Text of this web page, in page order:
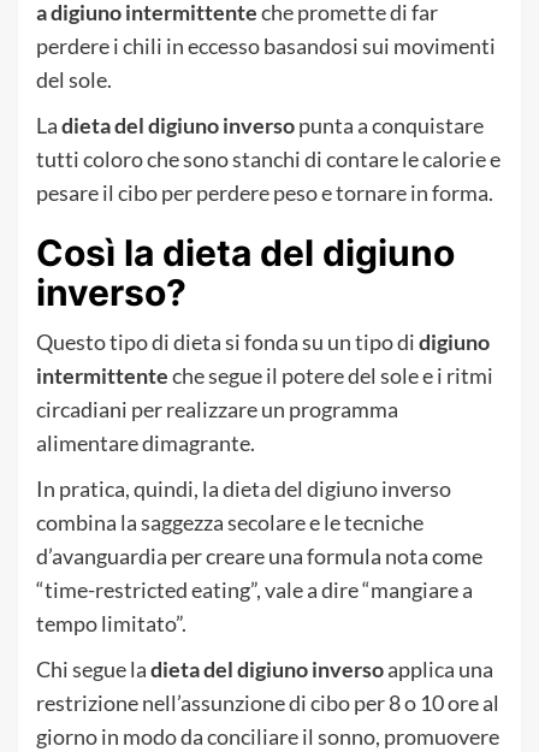
a digiuno intermittenteche promette di far
perdere i chili in eccesso basandosi sui movimenti
del sole.
Ladieta del digiuno inversopunta a conquistare
tutti coloro che sono stanchi di contare le calorie e
pesare il cibo per perdere peso e tornare in forma.
Così la dieta del digiuno
inverso?
Questo tipo di dieta si fonda su un tipo didigiuno
intermittenteche segue il potere del sole e i ritmi
circadiani per realizzare un programma
alimentare dimagrante.
In pratica, quindi, la dieta del digiuno inverso
combina la saggezza secolare e le tecniche
d’avanguardia per creare una formula nota come
“time-restricted eating”, vale a dire “mangiare a
tempo limitato”.
Chi segue ladieta del digiuno inversoapplica una
restrizione nell’assunzione di cibo per 8 o 10 ore al
giorno in modo da conciliare il sonno, promuovere